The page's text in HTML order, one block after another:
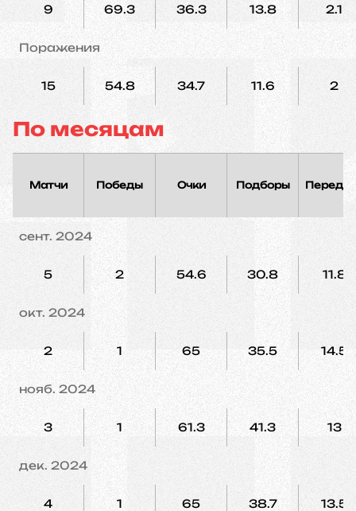
9 69.3 36.3 13.8 2.1
Поражения
15 54.8 34.7 11.6 2
По месяцам
Матчи Победы Очки Подборы
сент. 2024
5 2 54.6 30.8 11.8
окт. 2024
2 1 65 35.5 14.5
нояб. 2024
3 1 61.3 41.3 13
дек. 2024
4 1 65 38.7 13.5